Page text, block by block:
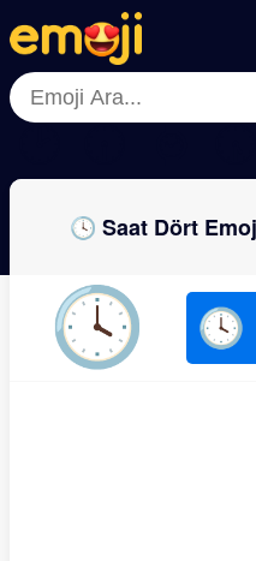
Menu
Close
Menu
Close
🕓 Saat Dört
🕓 🕓